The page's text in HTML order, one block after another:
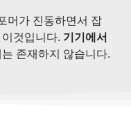
머가 진동하면서 잡
것입니다. 기기에서
존재하지 않습니다.